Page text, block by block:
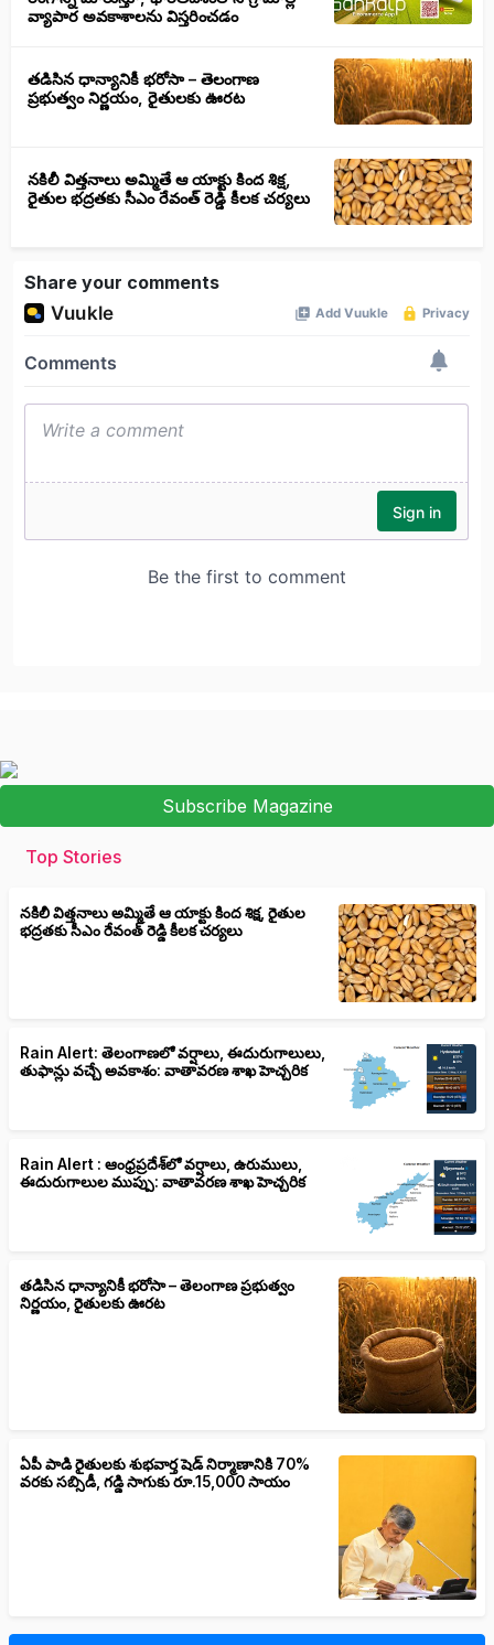
వ్యాపార అవకాశాలను విస్తరించడం
తడిసిన ధాన్యానికీ భరోసా – తెలంగాణ
ప్రభుత్వం నిర్ణయం, రైతులకు ఊరట
నకిలీ విత్తనాలు అమ్మితే ఆ యాక్టు కింద శిక్ష,
రైతుల భద్రతకు సీఎం రేవంత్ రెడ్డి కీలక చర్యలు
Share your comments
Subscribe Magazine
Top Stories
నకిలీ విత్తనాలు అమ్మితే ఆ యాక్టు కింద శిక్ష, రైతుల
భద్రతకు సీఎం రేవంత్ రెడ్డి కీలక చర్యలు
Rain Alert: తెలంగాణలో వర్షాలు, ఈదురుగాలులు,
తుఫాన్లు వచ్చే అవకాశం: వాతావరణ శాఖ హెచ్చరిక
Rain Alert : ఆంధ్రప్రదేశ్‌లో వర్షాలు, ఉరుములు,
ఈదురుగాలుల ముప్పు: వాతావరణ శాఖ హెచ్చరిక
తడిసిన ధాన్యానికీ భరోసా – తెలంగాణ ప్రభుత్వం
నిర్ణయం, రైతులకు ఊరట
ఏపీ పాడి రైతులకు శుభవార్త షెడ్ నిర్మాణానికి 70%
వరకు సబ్సిడీ, గడ్డి సాగుకు రూ.15,000 సాయం